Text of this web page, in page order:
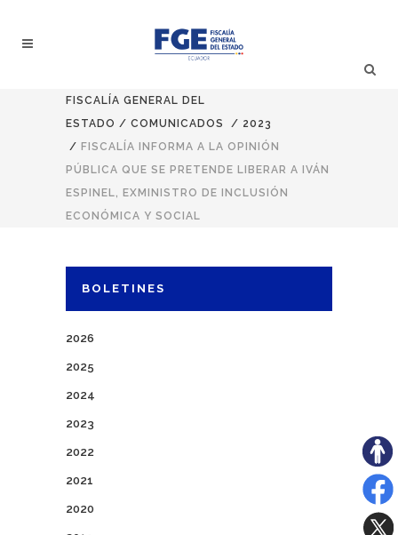
FISCALÍA GENERAL DEL
ESTADO / COMUNICADOS / 2023
/ FISCALÍA INFORMA A LA OPINIÓN
PÚBLICA QUE SE PRETENDE LIBERAR A IVÁN
ESPINEL, EXMINISTRO DE INCLUSIÓN
ECONÓMICA Y SOCIAL
BOLETINES
2026
2025
2024
2023
2022
2021
2020